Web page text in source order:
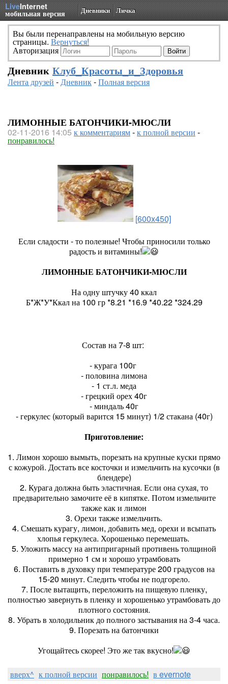
LiveInternet
мобильная версия Дневники Личка
Вы были перенаправлены на мобильную версию
страницы. Вернуться!
Авторизация
Дневник Клуб_Красоты_и_Здоровья
Лента друзей -Дневник-Полная версия
ЛИМОННЫЕ БАТОНЧИКИ-МЮСЛИ
02-11-2016 14:05 к комментариям-к полной версии -
понравилось!
[600x450]
Если сладости - то полезные! Чтобы приносили только
радость и витамины!
ЛИМОННЫЕ БАТОНЧИКИ-МЮСЛИ
На одну штучку 40 ккал
Б*Ж*У*Ккал на 100 гр *8.21 *16.9 *40.22 *324.29
Состав на 7-8 шт:
- курага 100г
- половина лимона
- 1 ст.л. меда
- грецкий орех 40г
- миндаль 40г
- геркулес (который варится 15 минут) 1/2 стакана (40г)
Приготовление:
1. Лимон хорошо вымыть, порезать на крупные куски прямо
с кожурой. Достать все косточки и измельчить на кусочки (в
блендере)
2. Курага должна быть эластичная. Если она сухая, то
предварительно замочите её в кипятке. Потом измельчите
также как и лимон
3. Орехи также измельчить.
4. Смешать курагу, лимон, добавить мед, орехи и всыпать
хлопья геркулеса. Хорошенько перемешать.
5. Уложить массу на антипригарный противень толщиной
примерно 1 см и хорошо утрамбовать
6. Поставить в духовку при температуре 200 градусов на
15-20 минут. Следить чтобы не подгорело.
7. После вытащить, переложить на пищевую пленку,
полностью завернуть в пленку и хорошенько утрамбовать до
плотного состояния.
8. Убрать в холодильник до полного застывания на 3-4 часа.
9. Порезать на батончики
Угощайтесь скорее! Это же так вкусно!
вверх^ к полной версии понравилось! в evernote